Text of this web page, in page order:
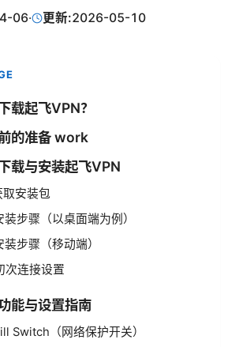
06· 更新:2026-05-10
载起飞VPN？
的准备 work
载与安装起飞VPN
取安装包
装步骤（以桌面端为例）
装步骤（移动端）
次连接设置
能与设置指南
Switch（网络保护开关）